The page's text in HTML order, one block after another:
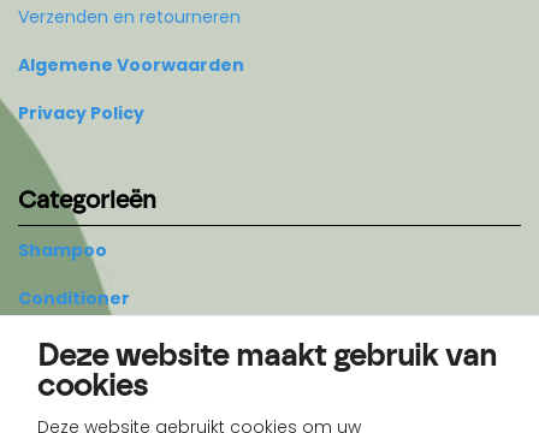
Verzenden en retourneren
Algemene Voorwaarden
Privacy Policy
Categorieën
Shampoo
Conditioner
Styling
Treatment
Deze website maakt gebruik van
cookies
Deze website gebruikt cookies om uw